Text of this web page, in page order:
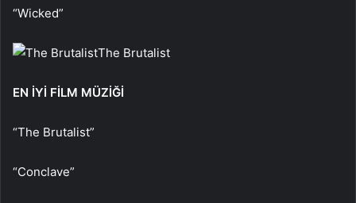
“Wicked”
The Brutalist
EN İYİ FİLM MÜZİĞİ
“The Brutalist”
“Conclave”